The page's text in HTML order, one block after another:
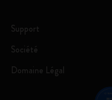
Support
Société
Domaine Légal